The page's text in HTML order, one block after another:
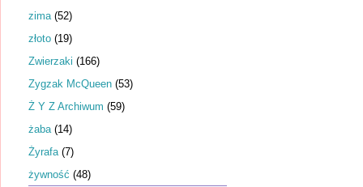
zima (52)
złoto (19)
Zwierzaki (166)
Zygzak McQueen (53)
Ż Y Z Archiwum (59)
żaba (14)
Żyrafa (7)
żywność (48)